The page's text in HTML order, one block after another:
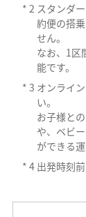
* 2 スタンダ
約便の搭
せん。
なお、1区
能です。
* 3 オンライ
い。
お子様と
や、ベビ
ができる
* 4 出発時刻